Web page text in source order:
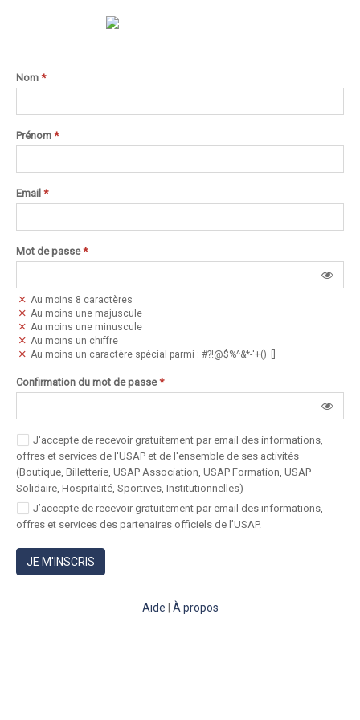
Nom *
Prénom *
Email *
Mot de passe*
Au moins 8 caractères
Au moins une majuscule
Au moins une minuscule
Au moins un chiffre
Au moins un caractère spécial parmi : #?!@$%^&*-'+()_[]
Confirmation du mot de passe*
J'accepte de recevoir gratuitement par email des informations,
offres et services de l'USAP et de l'ensemble de ses activités
(Boutique, Billetterie, USAP Association, USAP Formation, USAP
Solidaire, Hospitalité, Sportives, Institutionnelles)
J’accepte de recevoir gratuitement par email des informations,
offres et services des partenaires officiels de l’USAP.
JE M'INSCRIS
Aide À propos